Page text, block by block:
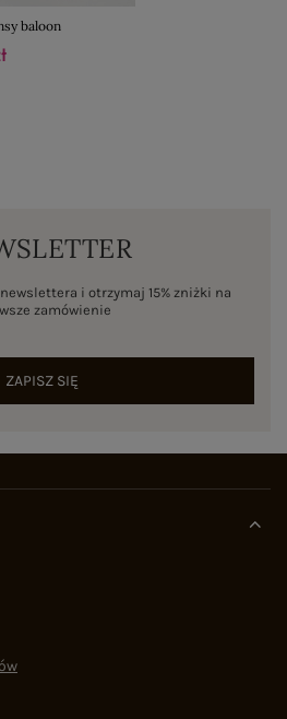
baloon
i otrzymaj 15% zniżki na
zamówienie
ZAPISZ SIĘ